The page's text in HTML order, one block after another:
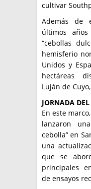
cultivar
Además de
últimos
“cebollas
hemisferio
Unidos y
hectáreas
Luján de
JORNADA
En este
lanzaron
cebolla” en
una
que se
principales
de ensayos